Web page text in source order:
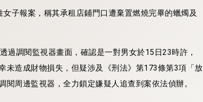
子報案，稱其承租店鋪門口遭棄置燃燒完畢的蠟燭及
過調閱監視器畫面，確認是一對男女於15日23時許，
未造成財物損失，但疑涉及《刑法》第173條第3項「放
周邊監視器，全力鎖定嫌疑人追查到案依法偵辦。